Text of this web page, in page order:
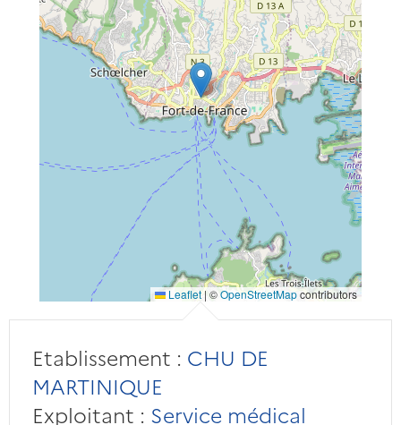
Leaflet| ©OpenStreetMapcontributors
Etablissement : CHU DE
MARTINIQUE
Exploitant : Service médical